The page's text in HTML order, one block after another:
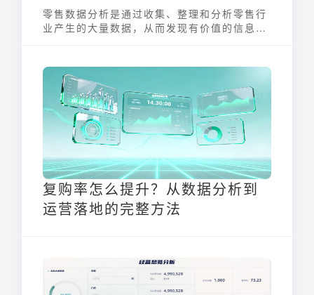
零售数据分析是通过收集、整理和分析零售行
业产生的大量数据，从而发现有价值的信息，
商品管理、门店运营、库存控制、会员营销和
活动效果，最终实现销售增长和运营效率的提
升。通过零售数据分析，企业能够更精准地把
握市场动态，了解客户需求，并制定更有效的
经营策略。
复购率怎么提升？从数据分析到
运营落地的完整方法